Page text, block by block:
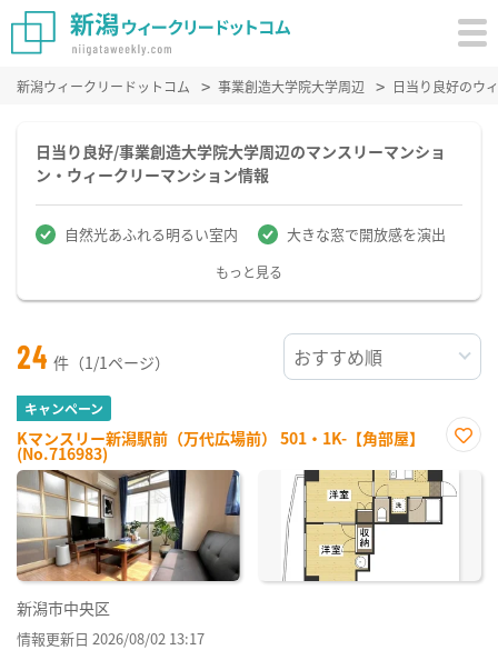
新潟ウィークリードットコム 事業創造大学院大学周辺 日当り良好のウ
日当り良好/事業創造大学院大学周辺のマンスリーマンショ
ン・ウィークリーマンション情報
自然光あふれる明るい室内 大きな窓で開放感を演出
もっと見る
24 件（1/1ページ）
キャンペーン
Kマンスリー新潟駅前（万代広場前） 501・1K-【角部屋】
(No.716983)
に入
り登
新潟市中央区
情報更新日 2026/08/02 13:17